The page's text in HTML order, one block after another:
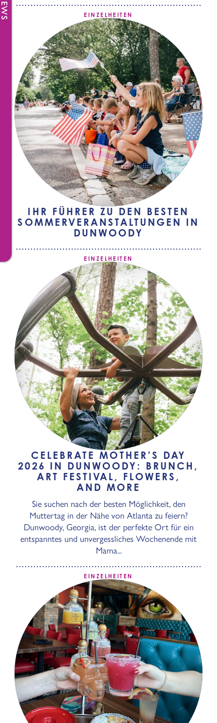
EINZELHEITEN
IHR FÜHRER ZU DEN BESTEN
SOMMERVERANSTALTUNGEN IN
DUNWOODY
EINZELHEITEN
CELEBRATE MOTHER’S DAY
2026 IN DUNWOODY: BRUNCH,
ART FESTIVAL, FLOWERS,
AND MORE
Sie suchen nach der besten Möglichkeit, den
Muttertag in der Nähe von Atlanta zu feiern?
Dunwoody, Georgia, ist der perfekte Ort für ein
entspanntes und unvergessliches Wochenende mit
Mama...
EINZELHEITEN